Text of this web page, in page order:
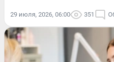
29 июля, 2026, 06:00 351